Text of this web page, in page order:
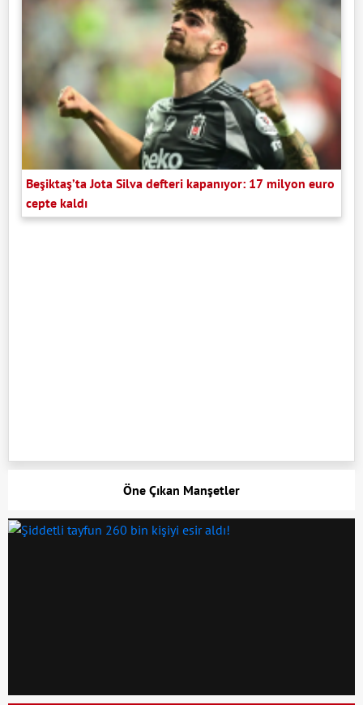
Beşiktaş’ta Jota Silva defteri kapanıyor: 17 milyon euro
cepte kaldı
Öne Çıkan Manşetler